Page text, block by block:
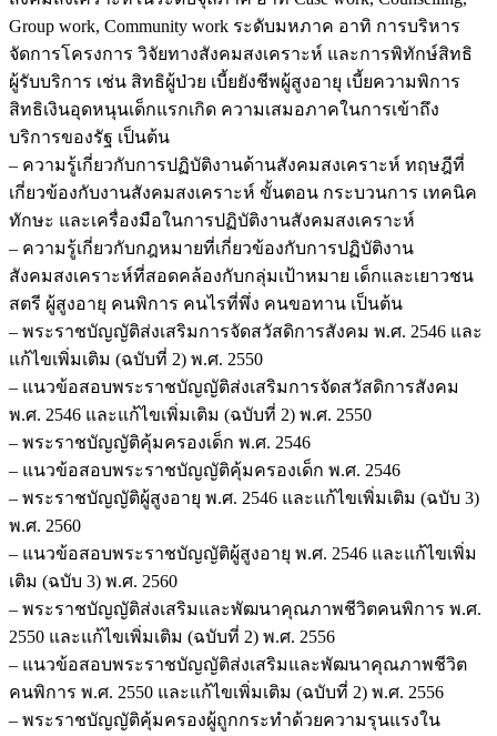
Group work, Community work ระดับมหภาค อาทิ การบริหาร
จัดการโครงการ วิจัยทางสังคมสงเคราะห์ และการพิทักษ์สิทธิ
ผู้รับบริการ เช่น สิทธิผู้ป่วย เบี้ยยังชีพผู้สูงอายุ เบี้ยความพิการ
สิทธิเงินอุดหนุนเด็กแรกเกิด ความเสมอภาคในการเข้าถึง
บริการของรัฐ เป็นต้น
– ความรู้เกี่ยวกับการปฏิบัติงานด้านสังคมสงเคราะห์ ทฤษฎีที่
เกี่ยวข้องกับงานสังคมสงเคราะห์ ขั้นตอน กระบวนการ เทคนิค
ทักษะ และเครื่องมือในการปฏิบัติงานสังคมสงเคราะห์
– ความรู้เกี่ยวกับกฎหมายที่เกี่ยวข้องกับการปฏิบัติงาน
สังคมสงเคราะห์ที่สอดคล้องกับกลุ่มเป้าหมาย เด็กและเยาวชน
สตรี ผู้สูงอายุ คนพิการ คนไรที่พึ่ง คนขอทาน เป็นต้น
– พระราชบัญญัติส่งเสริมการจัดสวัสดิการสังคม พ.ศ. 2546 และ
แก้ไขเพิ่มเติม (ฉบับที่ 2) พ.ศ. 2550
– แนวข้อสอบพระราชบัญญัติส่งเสริมการจัดสวัสดิการสังคม
พ.ศ. 2546 และแก้ไขเพิ่มเติม (ฉบับที่ 2) พ.ศ. 2550
– พระราชบัญญัติคุ้มครองเด็ก พ.ศ. 2546
– แนวข้อสอบพระราชบัญญัติคุ้มครองเด็ก พ.ศ. 2546
– พระราชบัญญัติผู้สูงอายุ พ.ศ. 2546 และแก้ไขเพิ่มเติม (ฉบับ 3)
พ.ศ. 2560
– แนวข้อสอบพระราชบัญญัติผู้สูงอายุ พ.ศ. 2546 และแก้ไขเพิ่ม
เติม (ฉบับ 3) พ.ศ. 2560
– พระราชบัญญัติส่งเสริมและพัฒนาคุณภาพชีวิตคนพิการ พ.ศ.
2550 และแก้ไขเพิ่มเติม (ฉบับที่ 2) พ.ศ. 2556
– แนวข้อสอบพระราชบัญญัติส่งเสริมและพัฒนาคุณภาพชีวิต
คนพิการ พ.ศ. 2550 และแก้ไขเพิ่มเติม (ฉบับที่ 2) พ.ศ. 2556
– พระราชบัญญัติคุ้มครองผู้ถูกกระทำด้วยความรุนแรงใน